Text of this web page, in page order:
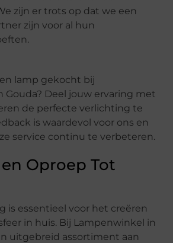
zijn er trots op dat we een
zijn voor al hun
lamp gekocht bij
Gouda? Deel jouw ervaring met
de perfecte verlichting te
is waardevol voor ons en
service continu te verbeteren.
Oproep Tot
is essentieel voor het creëren
in huis. Bij Lampenwinkel in
uitgebreid assortiment aan